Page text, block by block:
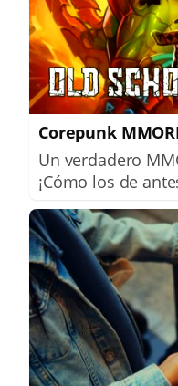
Corepunk
Un verdadero
¡Cómo los de